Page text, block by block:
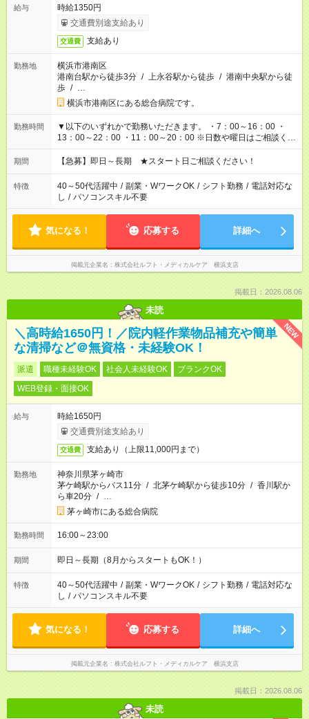
給与
時給1350円
交通費別途支給あり
交通費 支給あり
勤務地
横浜市港南区
港南台駅から徒歩3分 / 上永谷駅から徒歩 / 港南中央駅から徒
歩 / …
横浜市港南区にある総合病院です。
勤務時間
▼以下のいずれかで勤務いただきます。 ・7：00～16：00 ・
13：00～22：00 ・11：00～20：00 ※日数や曜日はご相談くだ
さい。
期間 【急募】即日～長期 ★スタート日ご相談ください！
特徴 40～50代活躍中 / 副業・WワークOK / シフト勤務 / 電話対応な
し / パソコンスキル不要
気になる！ 応募する 詳細へ
掲載元企業名 株式会社ルフト・メディカルケア 横浜支店
掲載日：2026.08.06
未読
NEW
＼高時給1650円！／院内軽作業物品補充や簡単
な清掃など＠無資格・未経験OK！
派遣 職種未経験OK 社会人未経験OK
ブランクOK
WEB登録・面接OK
給与
時給1650円
交通費別途支給あり
交通費 支給あり（上限11,000円まで）
勤務地
神奈川県茅ヶ崎市
茅ケ崎駅からバス11分 / 北茅ケ崎駅から徒歩10分 / 香川駅か
ら車20分 / …
茅ヶ崎市にある総合病院
勤務時間 16:00～23:00
期間 即日～長期（8月からスタートもOK！）
特徴 40～50代活躍中 / 副業・WワークOK / シフト勤務 / 電話対応な
し / パソコンスキル不要
気になる！ 応募する 詳細へ
掲載元企業名 株式会社ルフト・メディカルケア 横浜支店
掲載日：2026.08.06
未読